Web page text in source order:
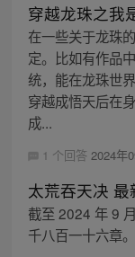
穿越龙珠之我
在一些关于龙珠
定。比如有作品
统，能在龙珠世
穿越成悟天后在
成...
1 个回答 2024年
太荒吞天决 最
截至 2024 年 9
千八百一十六章。